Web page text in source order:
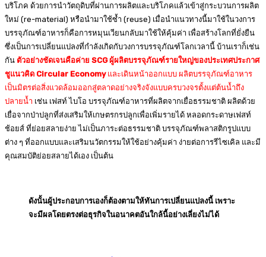
บริโภค ด้วยการนำวัตถุดิบที่ผ่านการผลิตและบริโภคแล้วเข้าสู่กระบวนการผลิต
ใหม่ (re-material) หรือนำมาใช้ซ้ำ (reuse) เมื่อนำแนวทางนี้มาใช้ในวงการ
บรรจุภัณฑ์อาหารก็คือการหมุนเวียนกลับมาใช้ให้คุ้มค่า เพื่อสร้างโลกที่ยั่งยืน
ซึ่งเป็นการเปลี่ยนแปลงที่กำลังเกิดกับวงการบรรจุภัณฑ์โลกเวลานี้ บ้านเราก็เช่น
กัน ตัวอย่างชัดเจนคือค่าย SCG ผู้ผลิตบรรจุภัณฑ์รายใหญ่ของประเทศประกาศ
ชูแนวคิด Circular Economy และเดินหน้าออกแบบ ผลิตบรรจุภัณฑ์อาหาร
เป็นมิตรต่อสิ่งแวดล้อมออกสู่ตลาดอย่างจริงจังแบบครบวงจรตั้งแต่ต้นน้ำถึง
ปลายน้ำ เช่น เฟสท์ ไบโอ บรรจุภัณฑ์อาหารที่ผลิตจากเยื่อธรรมชาติ ผลิตด้วย
เยื่อจากป่าปลูกที่ส่งเสริมให้เกษตรกรปลูกเพื่อเพิ่มรายได้ หลอดกระดาษเฟสท์
ช้อยส์ ที่ย่อยสลายง่าย ไม่เป็นภาระต่อธรรมชาติ บรรจุภัณฑ์พลาสติกรูปแบบ
ต่าง ๆ ที่ออกแบบและเสริมนวัตกรรมให้ใช้อย่างคุ้มค่า ง่ายต่อการรีไซเคิล และมี
คุณสมบัติย่อยสลายได้เอง เป็นต้น
ดังนั้นผู้ประกอบการเองก็ต้องตามให้ทันการเปลี่ยนแปลงนี้ เพราะ
จะมีผลโดยตรงต่อธุรกิจในอนาคตอันใกล้นี้อย่างเลี่ยงไม่ได้